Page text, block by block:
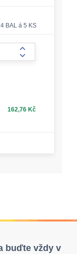
BAL á 5 KS
form.increase-
162,76 Kč
buďte vždy v